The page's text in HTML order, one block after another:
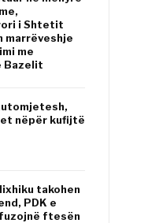
i Shtetit
marrëveshje
me
Bazelit
nëpër kufijtë
takohen
PDK e
ftesën